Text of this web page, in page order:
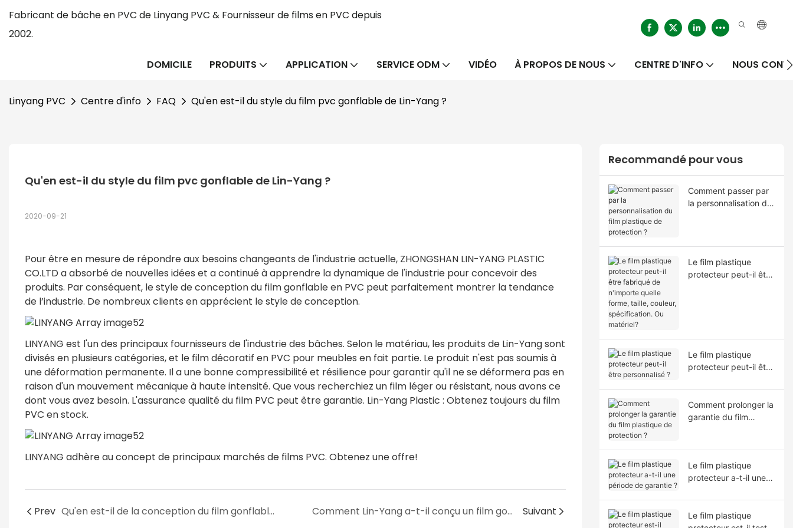
Fabricant de bâche en PVC de Linyang PVC & Fournisseur de films en PVC depuis
2002.
DOMICILE PRODUITS APPLICATION SERVICE ODM VIDÉO À PROPOS DE NOUS CENTRE D'INFO NOUS
Linyang PVC Centre d'info FAQ Qu'en est-il du style du film pvc gonflable de Lin-Yang ?
Qu'en est-il du style du film pvc gonflable de Lin-Yang ?
2020-09-21
Pour être en mesure de répondre aux besoins changeants de l'industrie actuelle, ZHONGSHAN LIN-YANG PLASTIC
CO.LTD a absorbé de nouvelles idées et a continué à apprendre la dynamique de l'industrie pour concevoir des
produits. Par conséquent, le style de conception du film gonflable en PVC peut parfaitement montrer la tendance
de l’industrie. De nombreux clients en apprécient le style de conception.
LINYANG est l'un des principaux fournisseurs de l'industrie des bâches. Selon le matériau, les produits de Lin-Yang sont
divisés en plusieurs catégories, et le film décoratif en PVC pour meubles en fait partie. Le produit n'est pas soumis à
une déformation permanente. Il a une bonne compressibilité et résilience pour garantir qu'il ne se déformera pas en
raison d'un mouvement mécanique à haute intensité. Que vous recherchiez un film léger ou résistant, nous avons ce
dont vous avez besoin. L'assurance qualité du film PVC peut être garantie. Lin-Yang Plastic : Obtenez toujours du film
PVC en stock.
LINYANG adhère au concept de principaux marchés de films PVC. Obtenez une offre!
Prev Qu'en est-il de la conception du film gonflable en PVC par Lin-Yang ? Comment Lin-Yang a-t-il conçu un film gonflable en PVC ? Suivant
Recommandé pour vous
Comment passer par
la personnalisation du
Le film plastique
protecteur peut-il être
Le film plastique
protecteur peut-il être
Comment prolonger la
garantie du film
Le film plastique
protecteur a-t-il une
Le film plastique